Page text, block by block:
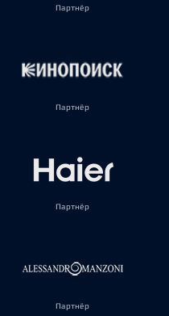
Партнёр
Партнёр
Партнёр
Партнёр